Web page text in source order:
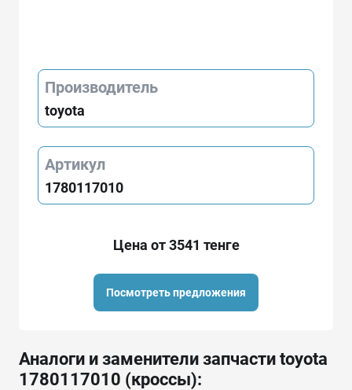
Производитель
toyota
Артикул
1780117010
Цена от 3541 тенге
Посмотреть предложения
Аналоги и заменители запчасти toyota
1780117010 (кроссы):